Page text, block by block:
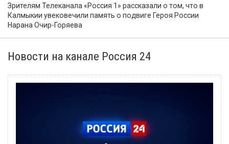
Зрителям Телеканала «Россия 1» рассказали о том, что в
Калмыкии увековечили память о подвиге Героя России
Нарана Очир-Горяева
Новости на канале Россия 24